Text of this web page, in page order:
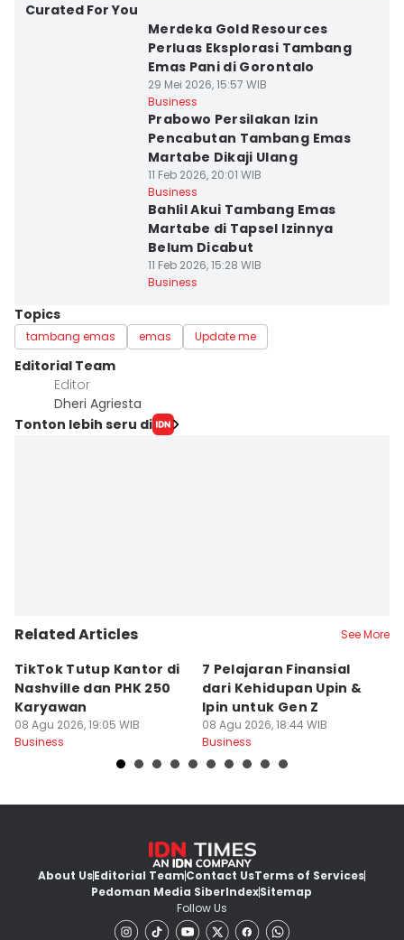
Curated For You
Merdeka Gold Resources
Perluas Eksplorasi Tambang
Emas Pani di Gorontalo
29 Mei 2026, 15:57 WIB
Business
Prabowo Persilakan Izin
Pencabutan Tambang Emas
Martabe Dikaji Ulang
11 Feb 2026, 20:01 WIB
Business
Bahlil Akui Tambang Emas
Martabe di Tapsel Izinnya
Belum Dicabut
11 Feb 2026, 15:28 WIB
Business
Topics
tambang emas emas Update me
Editorial Team
Editor
Dheri Agriesta
Tonton lebih seru di
Related Articles See More
TikTok Tutup Kantor di
Nashville dan PHK 250
Karyawan
08 Agu 2026, 19:05 WIB
Business
7 Pelajaran Finansial
dari Kehidupan Upin &
Ipin untuk Gen Z
08 Agu 2026, 18:44 WIB
Business
About UsEditorial TeamContact UsTerms of Services
Pedoman Media SiberIndexSitemap
Follow Us